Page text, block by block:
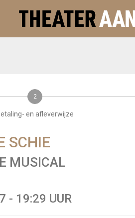
2
en afleverwijze
SCHIE
MUSICAL
- 19:29 UUR